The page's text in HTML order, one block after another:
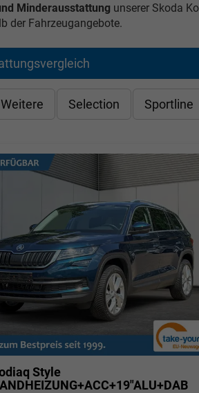
Minderausstattung unserer Skoda
der Fahrzeugangebote.
Weitere Selection Sportline
Style